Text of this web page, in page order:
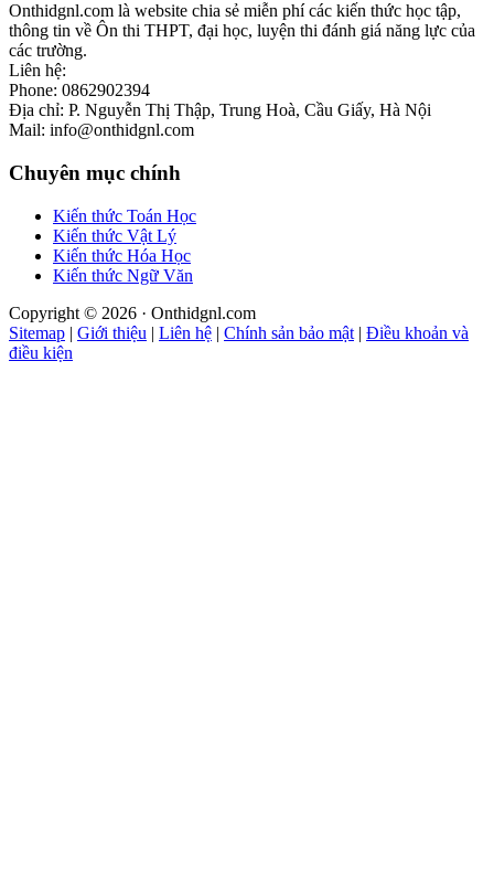
Onthidgnl.com là website chia sẻ miễn phí các kiến thức học tập,
thông tin về Ôn thi THPT, đại học, luyện thi đánh giá năng lực của
các trường.
Liên hệ:
Phone: 0862902394
Địa chỉ: P. Nguyễn Thị Thập, Trung Hoà, Cầu Giấy, Hà Nội
Mail: info@onthidgnl.com
Chuyên mục chính
Kiến thức Toán Học
Kiến thức Vật Lý
Kiến thức Hóa Học
Kiến thức Ngữ Văn
Copyright © 2026 · Onthidgnl.com
Sitemap | Giới thiệu | Liên hệ | Chính sản bảo mật | Điều khoản và
điều kiện